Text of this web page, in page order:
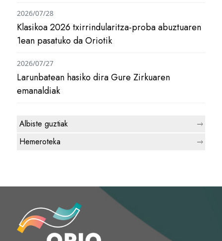
Klasikoa 2026 txirrindularitza-proba abuztuaren
1ean pasatuko da Oriotik
2026/07/28
Larunbatean hasiko dira Gure Zirkuaren
emanaldiak
2026/07/27
Albiste guztiak
Hemeroteka